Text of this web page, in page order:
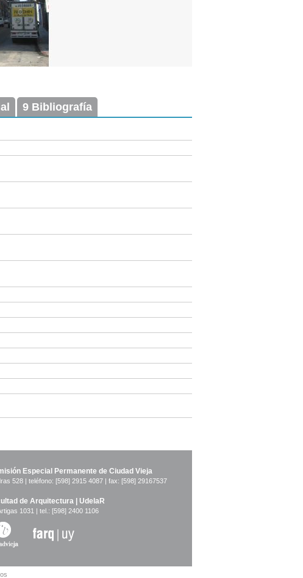
9 Bibliografía
Especial Permanente de Ciudad Vieja
528 | teléfono: [598] 2915 4087 | fax: [598] 29167537
de Arquitectura | UdelaR
1031 | tel.: [598] 2400 1106